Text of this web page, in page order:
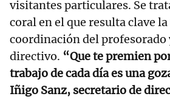
visitantes particulares. Se
coral en el que resulta clave
coordinación del profesorado
directivo. “Que te premien
trabajo de cada día es una
Iñigo Sanz, secretario de